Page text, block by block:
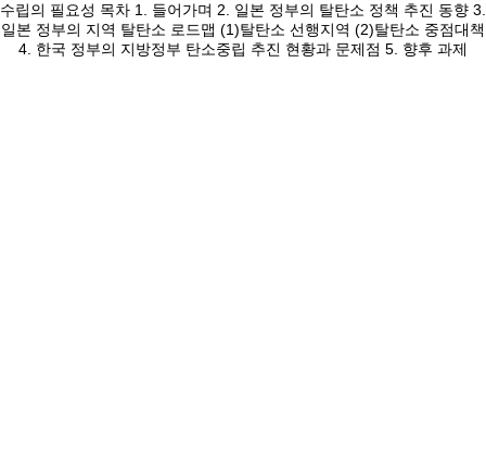
수립의 필요성 목차 1. 들어가며 2. 일본 정부의 탈탄소 정책 추진 동향 3.
일본 정부의 지역 탈탄소 로드맵 (1)탈탄소 선행지역 (2)탈탄소 중점대책
4. 한국 정부의 지방정부 탄소중립 추진 현황과 문제점 5. 향후 과제